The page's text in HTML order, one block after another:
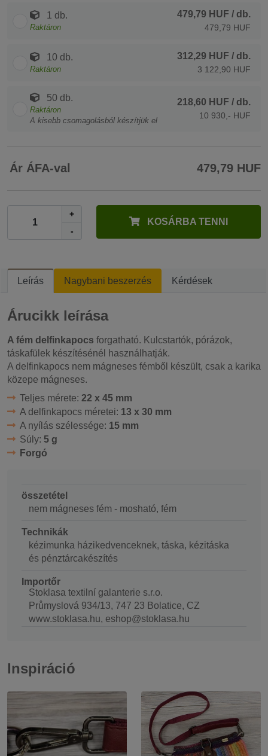
1 db.
Raktáron
479,79 HUF / db.
479,79 HUF
10 db.
Raktáron
312,29 HUF / db.
3 122,90 HUF
50 db.
Raktáron
A kisebb csomagolásból készítjük el
218,60 HUF / db.
10 930,- HUF
Ár ÁFA-val 479,79 HUF
+
-
KOSÁRBA TENNI
Leírás Nagybani beszerzés Kérdések
Árucikk leírása
A fém delfinkapocs forgatható. Kulcstartók, pórázok,
táskafülek készítésénél használhatják.
A delfinkapocs nem mágneses fémből készült, csak a karika
közepe mágneses.
Teljes mérete: 22 x 45 mm
A delfinkapocs méretei: 13 x 30 mm
A nyílás szélessége: 15 mm
Súly: 5 g
Forgó
összetétel
nem mágneses fém - mosható, fém
Technikák
kézimunka házikedvenceknek, táska, kézitáska
és pénztárcakészítés
Importőr
Stoklasa textilní galanterie s.r.o.
Průmyslová 934/13, 747 23 Bolatice, CZ
www.stoklasa.hu, eshop@stoklasa.hu
Inspiráció